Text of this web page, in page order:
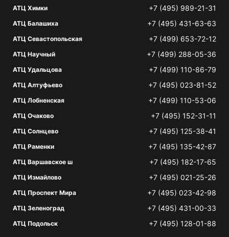
АТЦ Химки +7 (495) 989-21-31
АТЦ Балашиха +7 (495) 431-63-63
АТЦ Севастопольская +7 (499) 653-72-12
АТЦ Научный +7 (499) 288-05-36
АТЦ Удальцова +7 (499) 110-86-79
АТЦ Алтуфьево +7 (495) 023-81-52
АТЦ Лобненская +7 (499) 110-53-06
АТЦ Очаково +7 (495) 152-31-11
АТЦ Солнцево +7 (495) 125-38-41
АТЦ Раменки +7 (495) 135-42-87
АТЦ Варшавское ш +7 (495) 182-17-65
АТЦ Измайлово +7 (495) 021-25-26
АТЦ Проспект Мира +7 (495) 023-42-98
АТЦ Зеленоград +7 (495) 431-00-33
АТЦ Подольск +7 (495) 128-01-88